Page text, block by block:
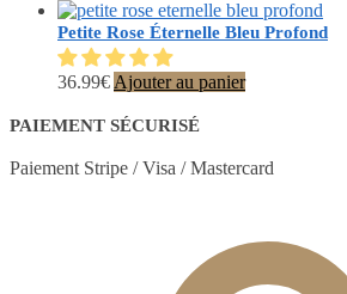
Petite Rose Éternelle Bleu Profond
36.99€ Ajouter au panier
PAIEMENT SÉCURISÉ
Paiement Stripe / Visa / Mastercard